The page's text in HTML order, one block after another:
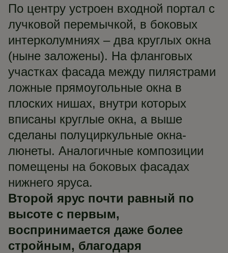
По центру устроен входной портал с
лучковой перемычкой, в боковых
интерколумниях – два круглых окна
(ныне заложены). На фланговых
участках фасада между пилястрами
ложные прямоугольные окна в
плоских нишах, внутри которых
вписаны круглые окна, а выше
сделаны полуциркульные окна-
люнеты. Аналогичные композиции
помещены на боковых фасадах
нижнего яруса.
Второй ярус почти равный по
высоте с первым,
воспринимается даже более
стройным, благодаря